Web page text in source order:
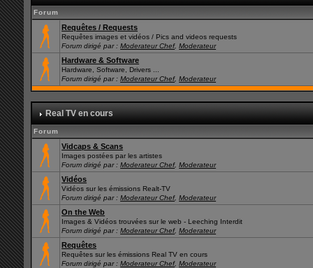
Forum
Requêtes / Requests
Requêtes images et vidéos / Pics and videos requests
Forum dirigé par :Moderateur Chef,Moderateur
Hardware & Software
Hardware, Software, Drivers ...
Forum dirigé par :Moderateur Chef,Moderateur
Real TV en cours
Forum
Vidcaps & Scans
Images postées par les artistes
Forum dirigé par :Moderateur Chef,Moderateur
Vidéos
Vidéos sur les émissions Realt-TV
Forum dirigé par :Moderateur Chef,Moderateur
On the Web
Images & Vidéos trouvées sur le web - Leeching Interdit
Forum dirigé par :Moderateur Chef,Moderateur
Requêtes
Requêtes sur les émissions Real TV en cours
Forum dirigé par :Moderateur Chef,Moderateur